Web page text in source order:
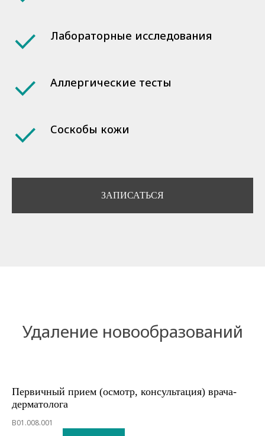
Лабораторные исследования
Аллергические тесты
Соскобы кожи
ЗАПИСАТЬСЯ
Удаление новообразований
Первичный прием (осмотр, консультация) врача-
дерматолога
В01.008.001